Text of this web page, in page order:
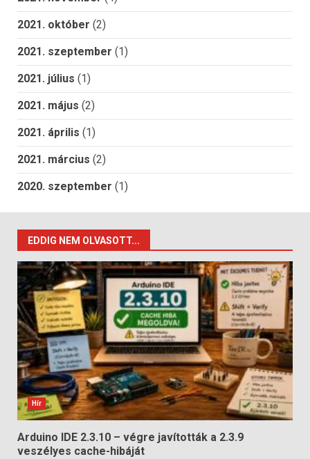
2021. október (2)
2021. szeptember (1)
2021. július (1)
2021. május (2)
2021. április (1)
2021. március (2)
2020. szeptember (1)
EDDIG NEM OLVASOTT...
Hír
Arduino IDE 2.3.10 – végre javították a 2.3.9
veszélyes cache-hibáját